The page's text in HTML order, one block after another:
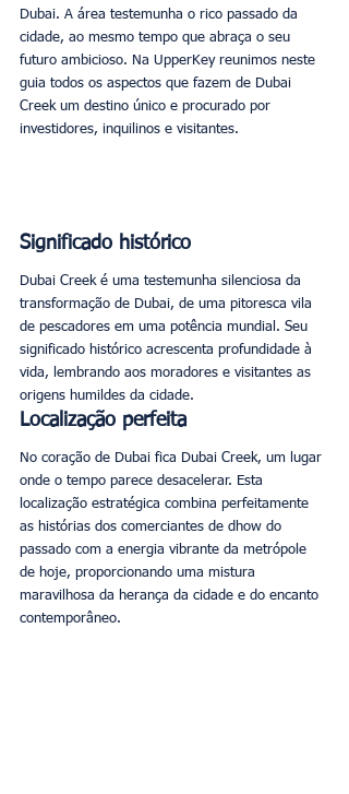
Dubai. A área testemunha o rico passado da
cidade, ao mesmo tempo que abraça o seu
futuro ambicioso. Na UpperKey reunimos neste
guia todos os aspectos que fazem de Dubai
Creek um destino único e procurado por
investidores, inquilinos e visitantes.
Significado histórico
Dubai Creek é uma testemunha silenciosa da
transformação de Dubai, de uma pitoresca vila
de pescadores em uma potência mundial. Seu
significado histórico acrescenta profundidade à
vida, lembrando aos moradores e visitantes as
origens humildes da cidade.
Localização perfeita
No coração de Dubai fica Dubai Creek, um lugar
onde o tempo parece desacelerar. Esta
localização estratégica combina perfeitamente
as histórias dos comerciantes de dhow do
passado com a energia vibrante da metrópole
de hoje, proporcionando uma mistura
maravilhosa da herança da cidade e do encanto
contemporâneo.